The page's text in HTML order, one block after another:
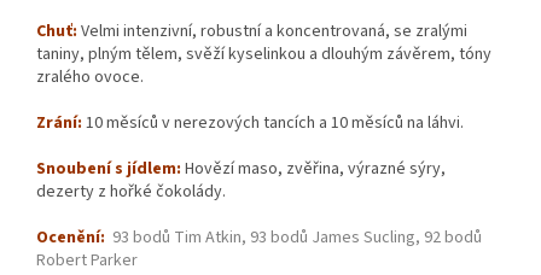
Chuť: Velmi intenzivní, robustní a koncentrovaná, se zralými
taniny, plným tělem, svěží kyselinkou a dlouhým závěrem, tóny
zralého ovoce.
Zrání: 10 měsíců v nerezových tancích a 10 měsíců na láhvi.
Snoubení sjídlem: Hovězí maso, zvěřina, výrazné sýry,
dezerty z hořké čokolády.
Ocenění: 93 bodů Tim Atkin, 93 bodů James Sucling, 92 bodů
Robert Parker